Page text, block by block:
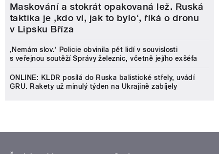
Maskování a stokrát opakovaná lež. Ruská
taktika je ‚kdo ví, jak to bylo‘, říká o dronu
v Lipsku Bříza
‚Nemám slov.‘ Policie obvinila pět lidí v souvislosti
s veřejnou soutěží Správy železnic, včetně jejího exšéfa
ONLINE: KLDR posílá do Ruska balistické střely, uvádí
GRU. Rakety už minulý týden na Ukrajině zabíjely